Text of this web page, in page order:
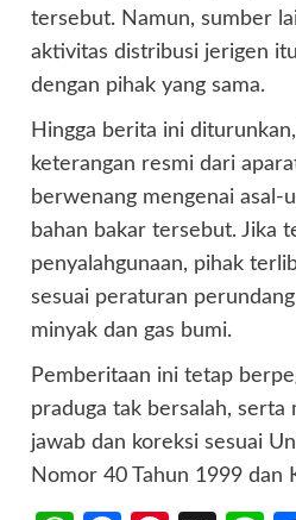
tersebut. Namun, sumber
aktivitas distribusi jerigen
dengan pihak yang sama.
Hingga berita ini
keterangan resmi dari
berwenang mengenai asal-
bahan bakar tersebut. Jika
penyalahgunaan, pihak
sesuai peraturan
minyak dan gas bumi.
Pemberitaan ini tetap
praduga tak bersalah, serta
jawab dan koreksi sesuai
Nomor 40 Tahun 1999 dan